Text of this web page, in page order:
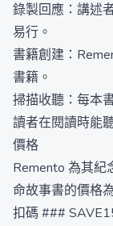
錄製回應：講述
易行。
書籍創建：
書籍。
掃描收聽：每本
讀者在閱讀時能
價格
Remento 為其紀
命故事書的價格
扣碼 ###